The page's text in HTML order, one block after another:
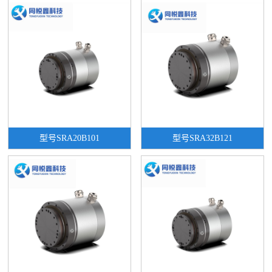
型号SRA20B101 型号SRA32B121